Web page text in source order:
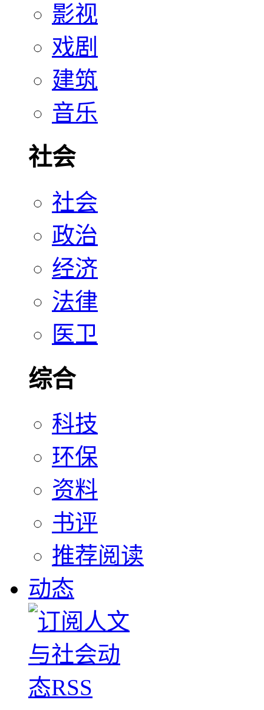
影视
戏剧
建筑
音乐
社会
社会
政治
经济
法律
医卫
综合
科技
环保
资料
书评
推荐阅读
动态